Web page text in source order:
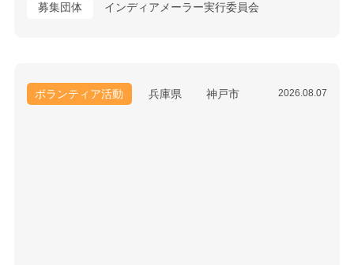
募集団体 インディアメーラー実行委員会
ボランティア活動 兵庫県 神戸市 2026.08.07